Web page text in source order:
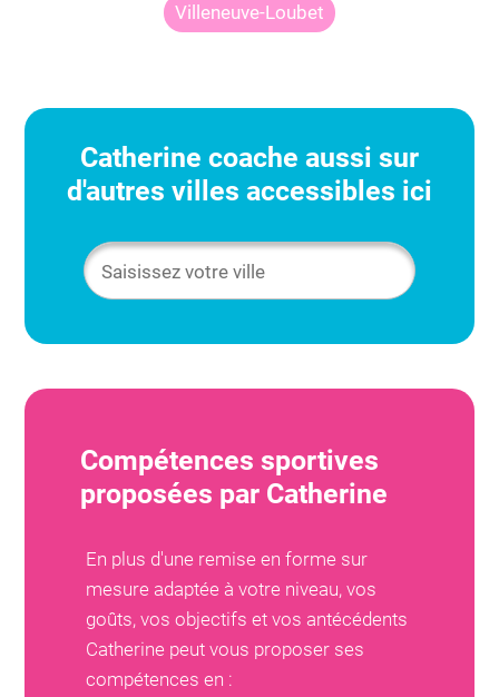
Villeneuve-Loubet
Catherine coache aussi sur
d'autres villes accessibles ici
Compétences sportives
proposées par Catherine
En plus d'une remise en forme sur
mesure adaptée à votre niveau, vos
goûts, vos objectifs et vos antécédents
Catherine peut vous proposer ses
compétences en :